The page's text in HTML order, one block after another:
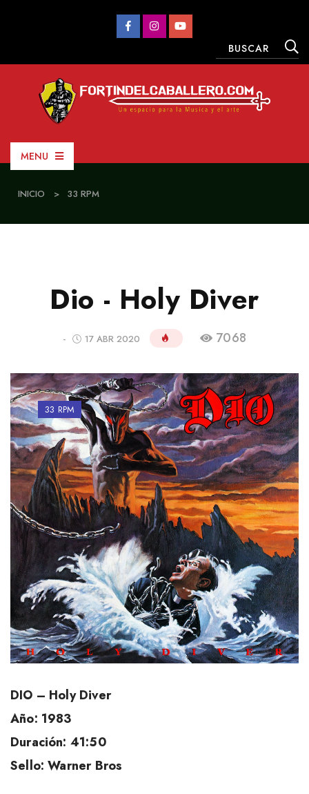
MENU
INICIO > 33 RPM
Dio - Holy Diver
- 17 ABR 2020 7068
33 RPM
DIO – Holy Diver
Año: 1983
Duración: 41:50
Sello: Warner Bros